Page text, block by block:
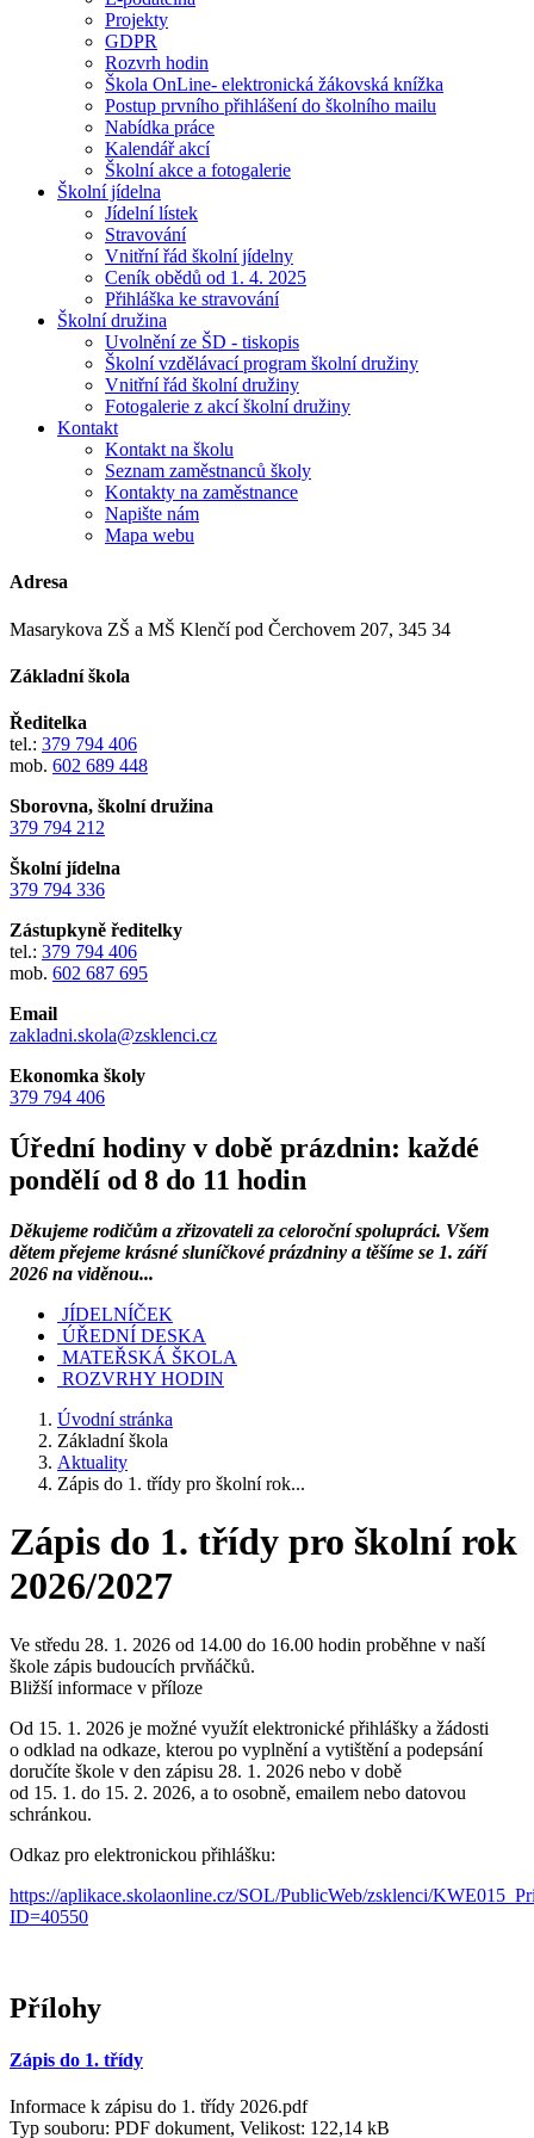
Projekty
GDPR
Rozvrh hodin
Škola OnLine- elektronická žákovská knížka
Postup prvního přihlášení do školního mailu
Nabídka práce
Kalendář akcí
Školní akce a fotogalerie
Školní jídelna
Jídelní lístek
Stravování
Vnitřní řád školní jídelny
Ceník obědů od 1. 4. 2025
Přihláška ke stravování
Školní družina
Uvolnění ze ŠD - tiskopis
Školní vzdělávací program školní družiny
Vnitřní řád školní družiny
Fotogalerie z akcí školní družiny
Kontakt
Kontakt na školu
Seznam zaměstnanců školy
Kontakty na zaměstnance
Napište nám
Mapa webu
Adresa
Masarykova ZŠ a MŠ Klenčí pod Čerchovem 207, 345 34
Základní škola
Ředitelka
tel.: 379 794 406
mob. 602 689 448
Sborovna, školní družina
379 794 212
Školní jídelna
379 794 336
Zástupkyně ředitelky
tel.: 379 794 406
mob. 602 687 695
Email
zakladni.skola@zsklenci.cz
Ekonomka školy
379 794 406
Úřední hodiny v době prázdnin: každé
pondělí od 8 do 11 hodin
Děkujeme rodičům a zřizovateli za celoroční spolupráci. Všem
dětem přejeme krásné sluníčkové prázdniny a těšíme se 1. září
2026 na viděnou...
JÍDELNÍČEK
ÚŘEDNÍ DESKA
MATEŘSKÁ ŠKOLA
ROZVRHY HODIN
Úvodní stránka
Základní škola
Aktuality
Zápis do 1. třídy pro školní rok...
Zápis do 1. třídy pro školní rok
2026/2027
Ve středu 28. 1. 2026 od 14.00 do 16.00 hodin proběhne v naší
škole zápis budoucích prvňáčků.
Bližší informace v příloze
Od 15. 1. 2026 je možné využít elektronické přihlášky a žádosti
o odklad na odkaze, kterou po vyplnění a vytištění a podepsání
doručíte škole v den zápisu 28. 1. 2026 nebo v době
od 15. 1. do 15. 2. 2026, a to osobně, emailem nebo datovou
schránkou.
Odkaz pro elektronickou přihlášku:
https://aplikace.skolaonline.cz/SOL/PublicWeb/zsklenci/
ID=40550
Přílohy
Zápis do 1. třídy
Informace k zápisu do 1. třídy 2026.pdf
Typ souboru: PDF dokument, Velikost: 122,14 kB